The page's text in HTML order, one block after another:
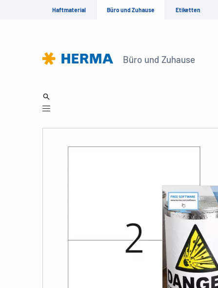
Haftmaterial Büro und Zuhause Etiketten
Büro und Zuhause